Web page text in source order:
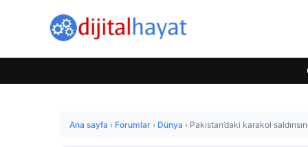
Ana sayfa › Forumlar › Dünya › Pakistan’daki karakol